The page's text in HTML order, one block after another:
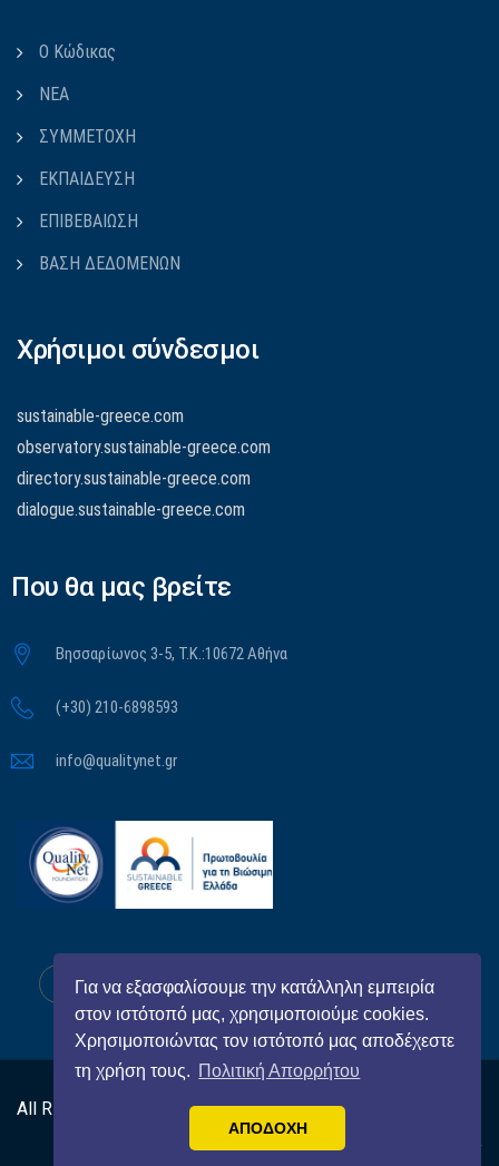
Για να εξασφαλίσουμε την κατάλληλη εμπειρία
στον ιστότοπό μας, χρησιμοποιούμε cookies.
Χρησιμοποιώντας τον ιστότοπό μας αποδέχεστε
τη χρήση τους. Πολιτική Απορρήτου
ΑΠΟΔΟΧΗ
Ο Κώδικας
ΝΕΑ
ΣΥΜΜΕΤΟΧΗ
ΕΚΠΑΙΔΕΥΣΗ
ΕΠΙΒΕΒΑΙΩΣΗ
ΒΑΣΗ ΔΕΔΟΜΕΝΩΝ
Χρήσιμοι σύνδεσμοι
sustainable-greece.com
observatory.sustainable-greece.com
directory.sustainable-greece.com
dialogue.sustainable-greece.com
Που θα μας βρείτε
Βησσαρίωνος 3-5, Τ.Κ.:10672 Αθήνα
(+30) 210-6898593
info@qualitynet.gr
All Right Reserved QualityNet Foundation© 2026
Βησσαρίωνος 3-5, Τ.Κ.:10672 Αθήνα ΕΠΙΚΟΙΝΩΝΙΑ